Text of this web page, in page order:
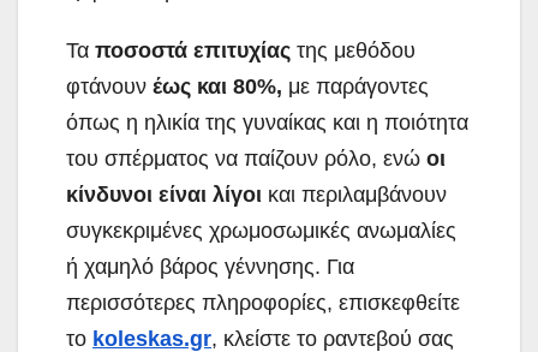
Τα ποσοστά επιτυχίας της μεθόδου
φτάνουν έως και 80%, με παράγοντες
όπως η ηλικία της γυναίκας και η ποιότητα
του σπέρματος να παίζουν ρόλο, ενώ οι
κίνδυνοι είναι λίγοι και περιλαμβάνουν
συγκεκριμένες χρωμοσωμικές ανωμαλίες
ή χαμηλό βάρος γέννησης. Για
περισσότερες πληροφορίες, επισκεφθείτε
το koleskas.gr, κλείστε το ραντεβού σας